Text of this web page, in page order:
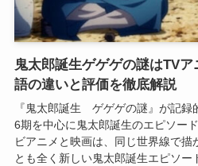
鬼太郎誕生ゲゲゲの謎はTV
語の違いと評価を徹底解説
『鬼太郎誕生 ゲゲゲの謎』が記録
6期を中心に鬼太郎誕生のエピソー
ビアニメと映画は、同じ世界線で
とも全く新しい鬼太郎誕生エピソ